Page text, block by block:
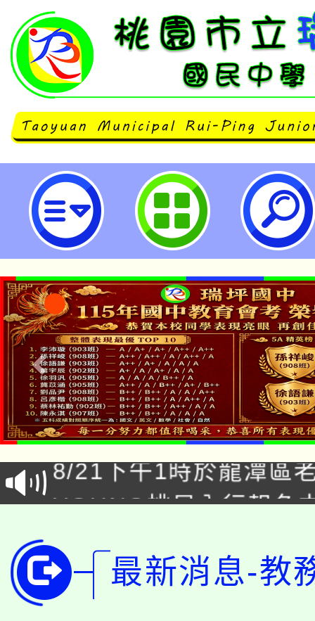
佛教慈濟慈善事業基金會【教師
教育桃花源】-桃園市立瑞坪國民中
「本色祭」8/29、30在
場熱烈登場!
8/21下午1時於龍潭區
徵才活動。
YOUNG桃局內行報名
開!
115年桃園市運動會8/
田徑場及游泳池舉行。
桃園市低收入戶享有免
最新消息-教